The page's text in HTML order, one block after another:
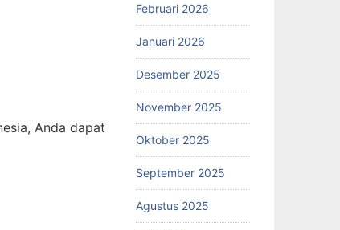
Anda dapat
Februari 2026
Januari 2026
Desember 2025
November 2025
Oktober 2025
September 2025
Agustus 2025